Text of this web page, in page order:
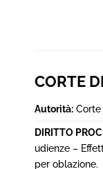
CORTE
Autorità: Corte
DIRITTO
udienze –
per oblazione.